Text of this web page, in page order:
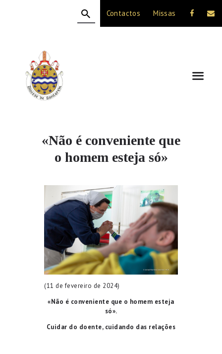
Contactos Missas
«Não é conveniente que
o homem esteja só»
A DIOCESE
CELEBRAÇÃO
VIDA CRISTÃ
NOTÍCIAS
(11 de fevereiro de 2024)
«Não é conveniente que o homem esteja
só».
Cuidar do doente, cuidando das relações